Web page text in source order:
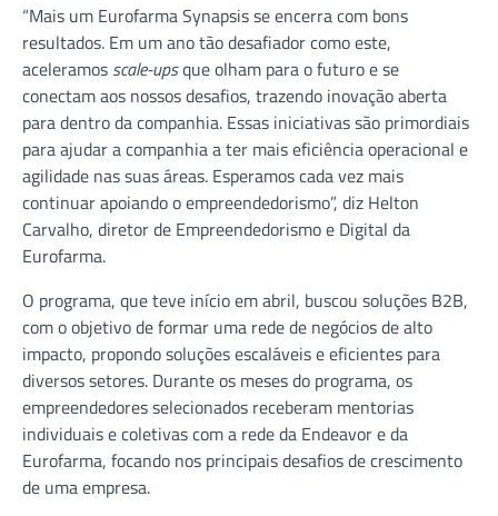
“Mais um Eurofarma Synapsis se encerra com bons
resultados. Em um ano tão desafiador como este,
aceleramos scale-upsque olham para o futuro e se
conectam aos nossos desafios, trazendo inovação aberta
para dentro da companhia. Essas iniciativas são primordiais
para ajudar a companhia a ter mais eficiência operacional e
agilidade nas suas áreas. Esperamos cada vez mais
continuar apoiando o empreendedorismo”, diz Helton
Carvalho, diretor de Empreendedorismo e Digital da
Eurofarma.
O programa, que teve início em abril, buscou soluções B2B,
com o objetivo de formar uma rede de negócios de alto
impacto, propondo soluções escaláveis e eficientes para
diversos setores. Durante os meses do programa, os
empreendedores selecionados receberam mentorias
individuais e coletivas com a rede da Endeavor e da
Eurofarma, focando nos principais desafios de crescimento
de uma empresa.